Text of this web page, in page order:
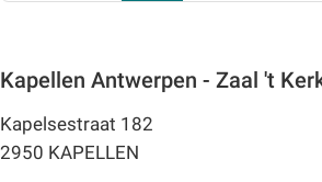
Kapellen Antwerpen - Zaal 't
Kapelsestraat 182
2950 KAPELLEN